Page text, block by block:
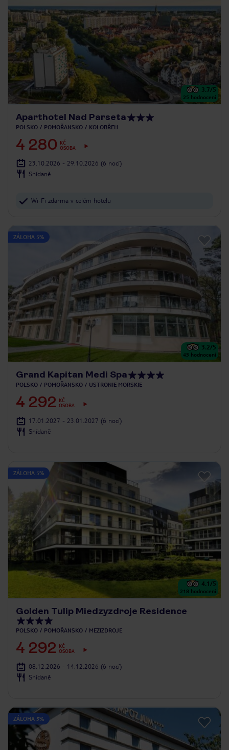
3.7/5
25 hodnocení
Aparthotel Nad Parseta
POLSKO POMOŘANSKO KOLOBŘEH
4 280
KČ
OSOBA
23.10.2026 - 29.10.2026 (6 nocí)
Snídaně
Wi-Fi zdarma v celém hotelu
ZÁLOHA 5%
3.2/5
45 hodnocení
Grand Kapitan Medi Spa
POLSKO POMOŘANSKO USTRONIE MORSKIE
4 292
KČ
OSOBA
17.01.2027 - 23.01.2027 (6 nocí)
Snídaně
ZÁLOHA 5%
4.1/5
218 hodnocení
Golden Tulip Miedzyzdroje Residence
POLSKO POMOŘANSKO MEZIZDROJE
4 292 KČ
OSOBA
08.12.2026 - 14.12.2026 (6 nocí)
Snídaně
ZÁLOHA 5%